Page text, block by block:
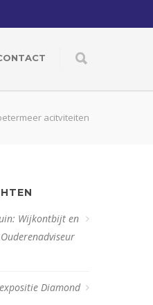
acitviteiten
Wijkontbijt en
Diamond